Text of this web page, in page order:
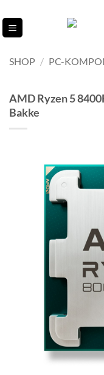
til
indhold
SHOP / PC-
AMD Ryzen 5
Bakke